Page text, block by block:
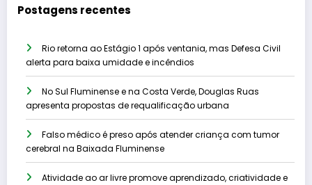
Postagens recentes
Rio retorna ao Estágio 1 após ventania, mas Defesa Civil
alerta para baixa umidade e incêndios
No Sul Fluminense e na Costa Verde, Douglas Ruas
apresenta propostas de requalificação urbana
Falso médico é preso após atender criança com tumor
cerebral na Baixada Fluminense
Atividade ao ar livre promove aprendizado, criatividade e